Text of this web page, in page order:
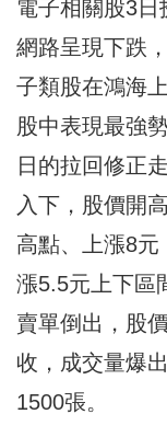
電子相關股3
網路呈現下跌
子類股在鴻海
股中表現最強
日的拉回修正
入下，股價開
高點、上漲8元
漲5.5元上下區
賣單倒出，股
收，成交量爆
1500張。